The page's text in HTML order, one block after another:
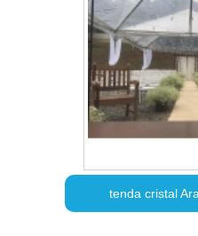
tenda cristal